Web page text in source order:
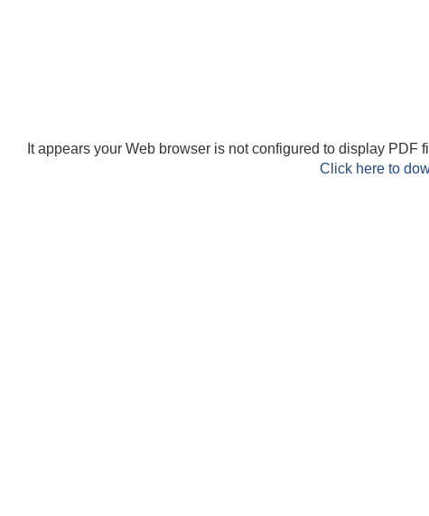
It appears your Web browser is not configured to display PDF
Click here to